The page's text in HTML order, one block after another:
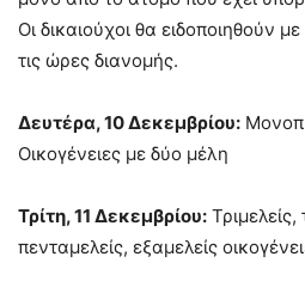
Οι δικαιούχοι θα ειδοποιηθούν
τις ώρες διανομής.
Δευτέρα, 10 Δεκεμβρίου:
Οικογένειες με δύο μέλη
Τρίτη, 11 Δεκεμβρίου: Τριμελείς,
πενταμελείς, εξαμελείς